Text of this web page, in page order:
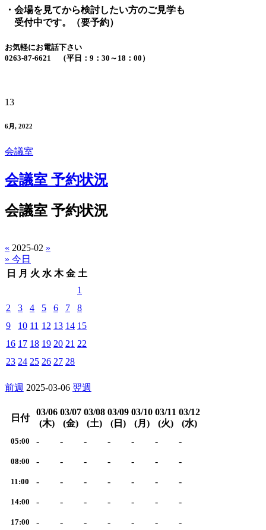
・会場を見てから検討したい方のご見学も
受付中です。（要予約）
お気軽にお電話下さい
0263-87-6621 （平日：9：30～18：00）
13
6月, 2022
会議室
会議室 予約状況
会議室 予約状況
« 2025-02 »
» 今日
日
月 火 水 木 金 土
1
2
3 4 5 6 7
8
9
10 11 12 13 14 15
16 17 18 19 20 21 22
23 24 25 26 27 28
前週 2025-03-06 翌週
日付
03/06
(木)
03/07
(金)
03/08
(土)
03/09
(日)
03/10
(月)
03/11
(火)
03/12
(水)
05:00 - - - - - - -
08:00 - - - - - - -
11:00 - - - - - - -
14:00 - - - - - - -
17:00 - - - - - - -